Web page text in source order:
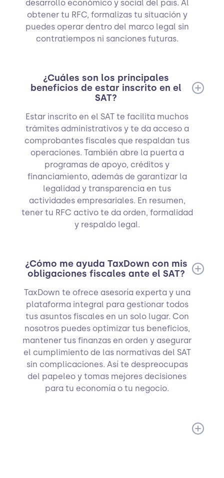
desarrollo económico y social del país. Al
obtener tu RFC, formalizas tu situación y
puedes operar dentro del marco legal sin
contratiempos ni sanciones futuras.
¿Cuáles son los principales
beneficios de estar inscrito en el
SAT?
Estar inscrito en el SAT te facilita muchos
trámites administrativos y te da acceso a
comprobantes fiscales que respaldan tus
operaciones. También abre la puerta a
programas de apoyo, créditos y
financiamiento, además de garantizar la
legalidad y transparencia en tus
actividades empresariales. En resumen,
tener tu RFC activo te da orden, formalidad
y respaldo legal.
¿Cómo me ayuda TaxDown con mis
obligaciones fiscales ante el SAT?
TaxDown te ofrece asesoría experta y una
plataforma integral para gestionar todos
tus asuntos fiscales en un solo lugar. Con
nosotros puedes optimizar tus beneficios,
mantener tus finanzas en orden y asegurar
el cumplimiento de las normativas del SAT
sin complicaciones. Así te despreocupas
del papeleo y tomas mejores decisiones
para tu economía o tu negocio.